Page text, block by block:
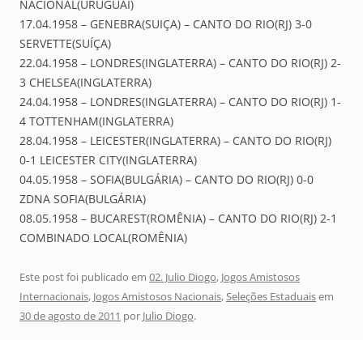
NACIONAL(URUGUAI)
17.04.1958 – GENEBRA(SUIÇA) – CANTO DO RIO(RJ) 3-0
SERVETTE(SUÍÇA)
22.04.1958 – LONDRES(INGLATERRA) – CANTO DO RIO(RJ) 2-
3 CHELSEA(INGLATERRA)
24.04.1958 – LONDRES(INGLATERRA) – CANTO DO RIO(RJ) 1-
4 TOTTENHAM(INGLATERRA)
28.04.1958 – LEICESTER(INGLATERRA) – CANTO DO RIO(RJ)
0-1 LEICESTER CITY(INGLATERRA)
04.05.1958 – SOFIA(BULGÁRIA) – CANTO DO RIO(RJ) 0-0
ZDNA SOFIA(BULGÁRIA)
08.05.1958 – BUCAREST(ROMÊNIA) – CANTO DO RIO(RJ) 2-1
COMBINADO LOCAL(ROMÊNIA)
Este post foi publicado em 02. Julio Diogo, Jogos Amistosos
Internacionais, Jogos Amistosos Nacionais,Seleções Estaduaisem
30 de agosto de 2011 por Julio Diogo.